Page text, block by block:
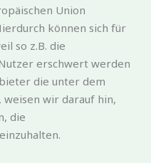
Union
können sich für
so z.B. die
erschwert werden
die unter dem
wir darauf hin,
die